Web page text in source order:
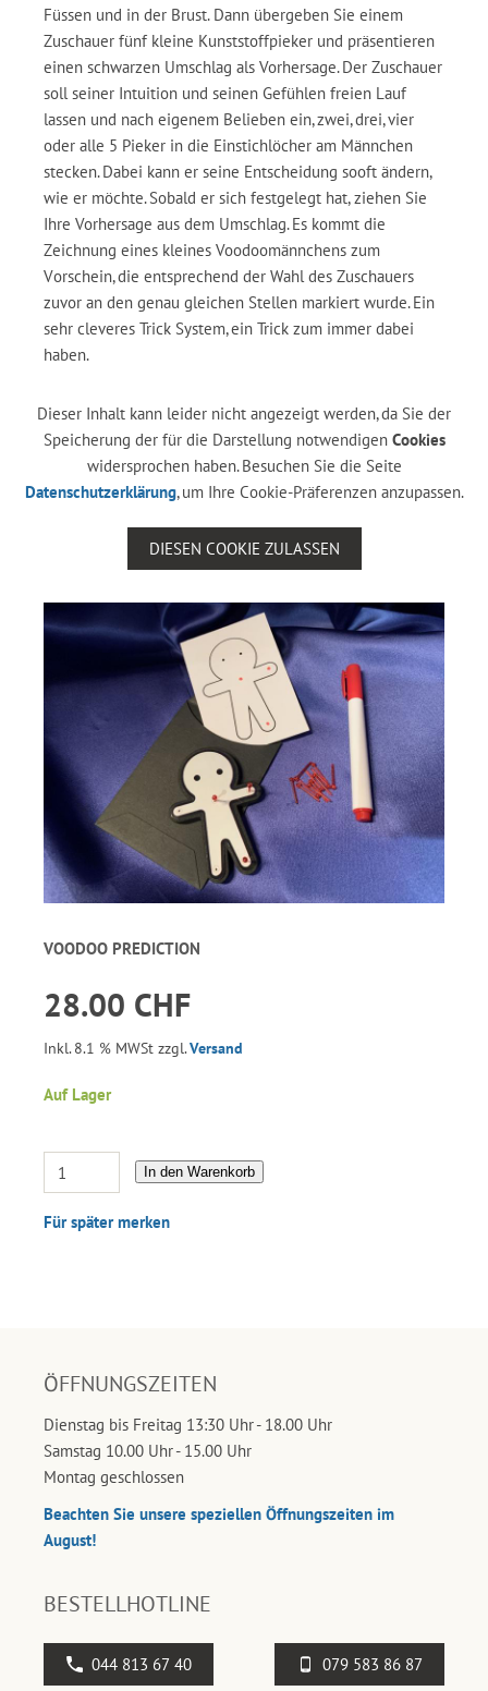
Füssen und in der Brust. Dann übergeben Sie einem
Zuschauer fünf kleine Kunststoffpieker und präsentieren
einen schwarzen Umschlag als Vorhersage. Der Zuschauer
soll seiner Intuition und seinen Gefühlen freien Lauf
lassen und nach eigenem Belieben ein, zwei, drei, vier
oder alle 5 Pieker in die Einstichlöcher am Männchen
stecken. Dabei kann er seine Entscheidung sooft ändern,
wie er möchte. Sobald er sich festgelegt hat, ziehen Sie
Ihre Vorhersage aus dem Umschlag. Es kommt die
Zeichnung eines kleines Voodoomännchens zum
Vorschein, die entsprechend der Wahl des Zuschauers
zuvor an den genau gleichen Stellen markiert wurde. Ein
sehr cleveres Trick System, ein Trick zum immer dabei
haben.
Dieser Inhalt kann leider nicht angezeigt werden, da Sie der
Speicherung der für die Darstellung notwendigen Cookies
widersprochen haben. Besuchen Sie die Seite
Datenschutzerklärung, um Ihre Cookie-Präferenzen anzupassen.
DIESEN COOKIE ZULASSEN
VOODOO PREDICTION
28.00 CHF
Inkl. 8.1 % MWSt zzgl.Versand
Auf Lager
In den Warenkorb
Für später merken
ÖFFNUNGSZEITEN
Dienstag bis Freitag 13:30 Uhr - 18.00 Uhr
Samstag 10.00 Uhr - 15.00 Uhr
Montag geschlossen
Beachten Sie unsere speziellen Öffnungszeiten im
August!
BESTELLHOTLINE
044 813 67 40 079 583 86 87